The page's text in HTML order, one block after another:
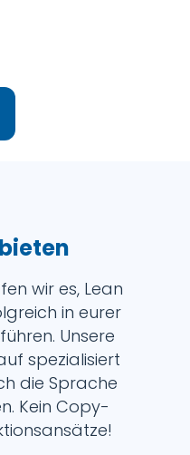
wir es, Lean
in eurer
Unsere
spezialisiert
die Sprache
Kein Copy-